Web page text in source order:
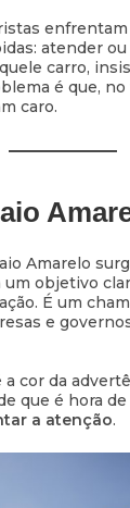
atender ou
carro,
é que,
caro.
Amarelo
objetivo
É um
e
a cor da
que é hora de
a atenção.